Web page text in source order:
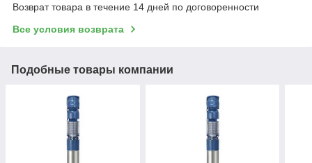
Возврат товара в течение 14 дней по договоренности
Все условия возврата
Подобные товары компании